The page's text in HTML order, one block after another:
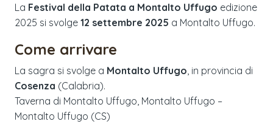
La Festival della Patata a Montalto Uffugo edizione
2025 si svolge 12 settembre 2025 a Montalto Uffugo.
Come arrivare
La sagra si svolge a Montalto Uffugo , in provincia di
Cosenza (Calabria).
Taverna di Montalto Uffugo, Montalto Uffugo –
Montalto Uffugo (CS)